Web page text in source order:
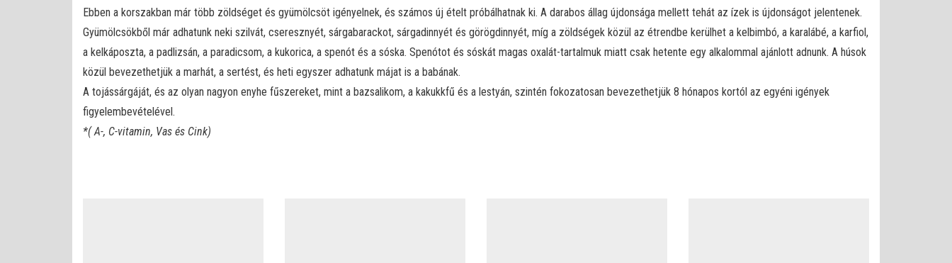
Ebben a korszakban már több zöldséget és gyümölcsöt igényelnek, és számos új ételt próbálhatnak ki. A darabos állag újdonsága mellett tehát az ízek is újdonságot jelentenek.
Gyümölcsökből már adhatunk neki szilvát, cseresznyét, sárgabarackot, sárgadinnyét és görögdinnyét, míg a zöldségek közül az étrendbe kerülhet a kelbimbó, a karalábé, a karfiol,
a kelkáposzta, a padlizsán, a paradicsom, a kukorica, a spenót és a sóska. Spenótot és sóskát magas oxalát-tartalmuk miatt csak hetente egy alkalommal ajánlott adnunk. A húsok
közül bevezethetjük a marhát, a sertést, és heti egyszer adhatunk májat is a babának.
A tojássárgáját, és az olyan nagyon enyhe fűszereket, mint a bazsalikom, a kakukkfű és a lestyán, szintén fokozatosan bevezethetjük 8 hónapos kortól az egyéni igények
figyelembevételével.
*( A-, C-vitamin, Vas és Cink)